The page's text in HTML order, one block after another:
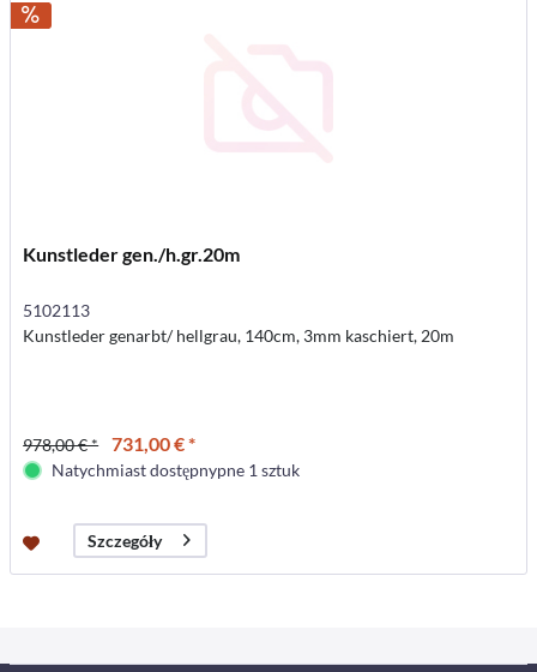
Kunstleder gen./h.gr.20m
5102113
Kunstleder genarbt/ hellgrau, 140cm, 3mm kaschiert, 20m
978,00 € * 731,00 € *
Natychmiast dostępnypne 1 sztuk
Szczegóły